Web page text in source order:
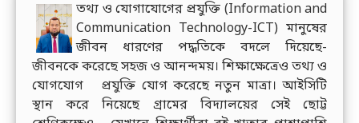
তথ্য ও যোগাযোগের প্রযুক্তি (Information and
Communication Technology-ICT) মানুষের
জীবন ধারণের পদ্ধতিকে বদলে দিয়েছে-
জীবনকে করেছে সহজ ও আনন্দময়। শিক্ষাক্ষেত্রেও তথ্য ও
যোগযোগ প্রযুক্তি যোগ করেছে নতুন মাত্রা। আইসিটি
স্থান করে নিয়েছে গ্রামের বিদ্যালয়ের সেই ছোট্ট